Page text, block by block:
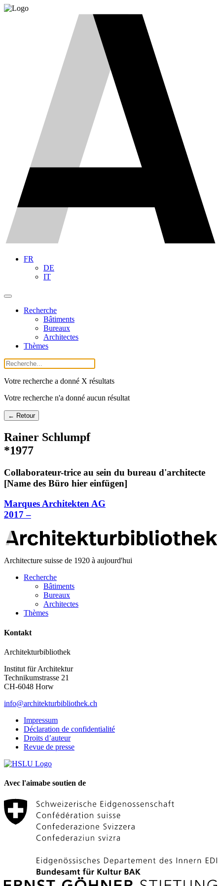
FR
DE
IT
Recherche
Bâtiments
Bureaux
Architectes
Thèmes
Votre recherche a donné X résultats
Votre recherche n'a donné aucun résultat
← Retour
Rainer Schlumpf
*1977
Collaborateur-trice au sein du bureau d'architecte
[Name des Büro hier einfügen]
Marques Architekten AG
2017 –
Architecture suisse de 1920 à aujourd'hui
Recherche
Bâtiments
Bureaux
Architectes
Thèmes
Kontakt
Architekturbibliothek
Institut für Architektur
Technikumstrasse 21
CH-6048 Horw
info@architekturbibliothek.ch
Impressum
Déclaration de confidentialité
Droits d’auteur
Revue de presse
Avec l'aimabe soutien de